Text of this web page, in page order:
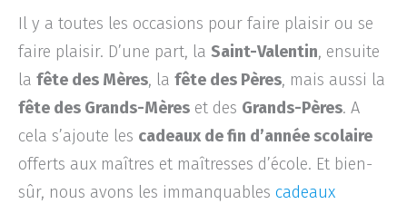
Il y a toutes les occasions pour faire plaisir ou se
faire plaisir. D’une part, la Saint-Valentin, ensuite
la fête des Mères, la fête des Pères, mais aussi la
fête des Grands-Mères et des Grands-Pères. A
cela s’ajoute les cadeaux de fin d’année scolaire
offerts aux maîtres et maîtresses d’école. Et bien-
sûr, nous avons les immanquables cadeaux